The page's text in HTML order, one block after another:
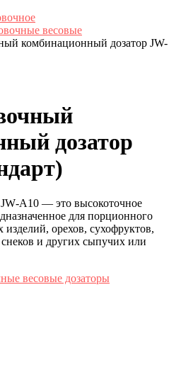
весовые
комбинационный дозатор JW-
дозатор
— это высокоточное
для порционного
орехов, сухофруктов,
и других сыпучих или
весовые дозаторы